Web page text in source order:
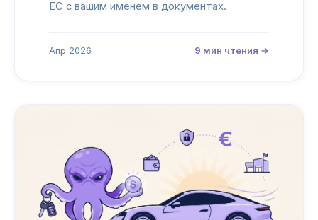
ЕС с вашим именем в документах.
Апр 2026 9 мин чтения →